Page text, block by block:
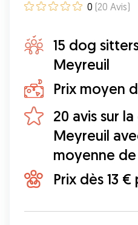
0 (20 Avis)
15 dog
Meyreuil
Prix moyen
20 avis sur
Meyreuil
moyenne
Prix dès 13